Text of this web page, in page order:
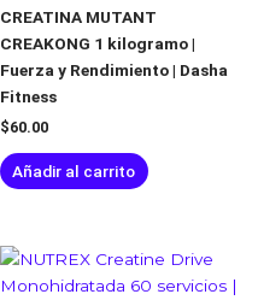
CREATINA MUTANT
CREAKONG 1 kilogramo |
Fuerza y Rendimiento | Dasha
Fitness
$60.00
Añadir al carrito